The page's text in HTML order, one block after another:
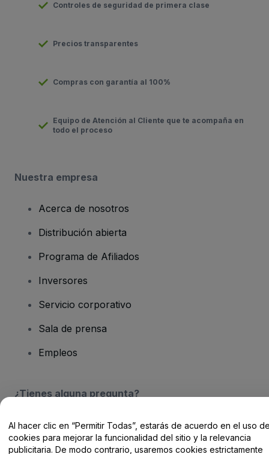
Controles de seguridad de primera clase
Precios transparentes
Compras con garantía al 100%
Equipo de Atención al Cliente que te acompaña en
todo el proceso
Nuestra empresa
Acerca de nosotros
Distribución abierta
Programa de Afiliados
Inversores
Servicio corporativo
Sala de prensa
Empleos
¿Tienes alguna pregunta?
Centro de Ayuda / Contacto
Al hacer clic en “Permitir Todas”, estarás de acuerdo en el uso
cookies para mejorar la funcionalidad del sitio y la relevancia
publicitaria. De modo contrario, usaremos cookies estrictamente